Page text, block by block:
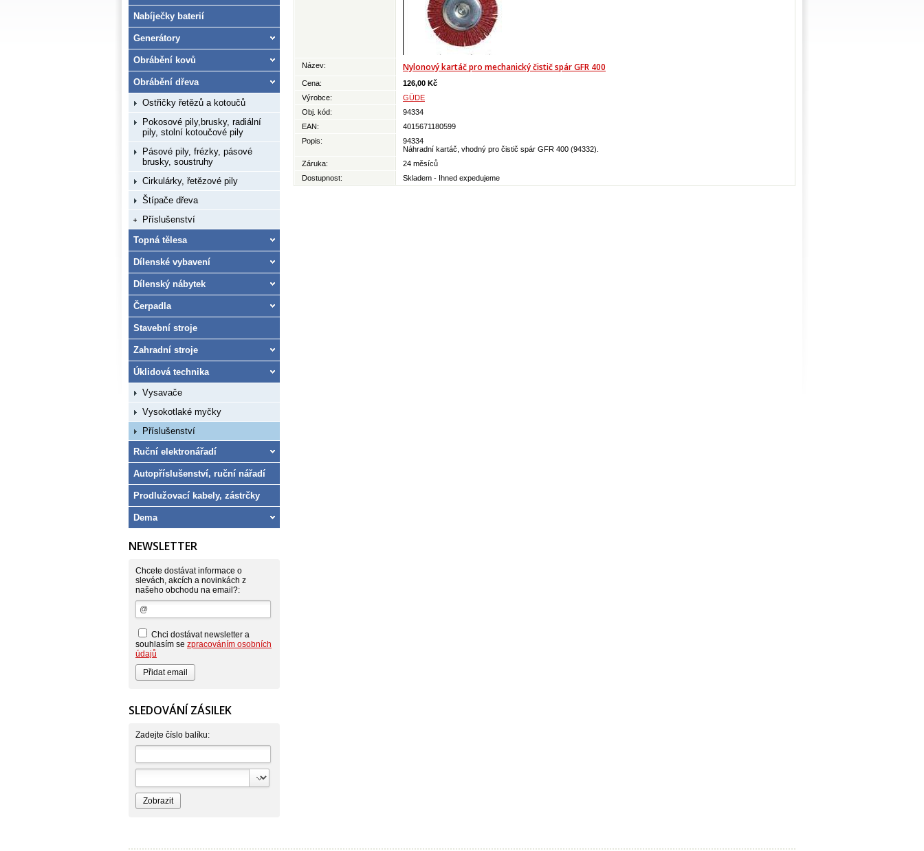
Název: Nylonový kartáč pro mechanický čistič spár GFR 400
Cena:
126,00 Kč
Výrobce:
GÜDE
Obj. kód:
94334
EAN:
4015671180599
Popis:
94334
Náhradní kartáč, vhodný pro čistič spár GFR 400 (94332).
Záruka:
24 měsíců
Dostupnost:
Skladem - Ihned expedujeme
Nabíječky baterií
Generátory
Obrábění kovů
Obrábění dřeva
Ostřičky řetězů a kotoučů
Pokosové pily,brusky, radiální
pily, stolní kotoučové pily
Pásové pily, frézky, pásové
brusky, soustruhy
Cirkulárky, řetězové pily
Štípače dřeva
Příslušenství
Topná tělesa
Dílenské vybavení
Dílenský nábytek
Čerpadla
Stavební stroje
Zahradní stroje
Úklidová technika
Vysavače
Vysokotlaké myčky
Příslušenství
Ruční elektronářadí
Autopříslušenství, ruční nářadí
Prodlužovací kabely, zástrčky
Dema
NEWSLETTER
Chcete dostávat informace o
slevách, akcích a novinkách z
našeho obchodu na email?:
Chci dostávat newsletter a
souhlasím se zpracováním osobních
údajů
SLEDOVÁNÍ ZÁSILEK
Zadejte číslo balíku: